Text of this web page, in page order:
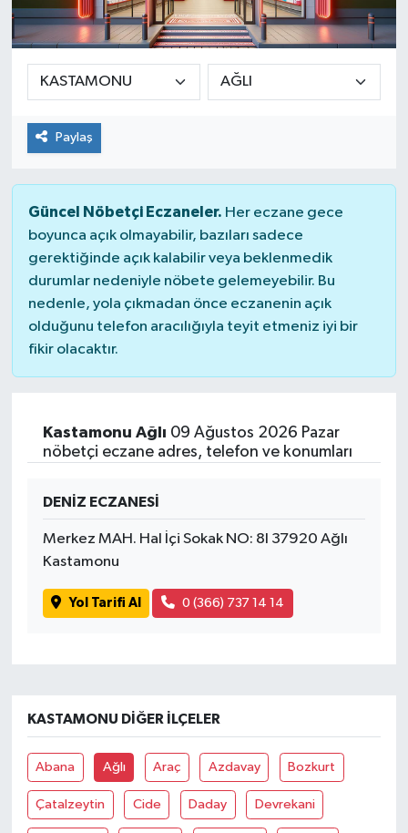
Paylaş
Güncel Nöbetçi Eczaneler. Her eczane gece
boyunca açık olmayabilir, bazıları sadece
gerektiğinde açık kalabilir veya beklenmedik
durumlar nedeniyle nöbete gelemeyebilir. Bu
nedenle, yola çıkmadan önce eczanenin açık
olduğunu telefon aracılığıyla teyit etmeniz iyi bir
fikir olacaktır.
Kastamonu Ağlı 09 Ağustos 2026 Pazar
nöbetçi eczane adres, telefon ve konumları
DENİZ ECZANESİ
Merkez MAH. Hal İçi Sokak NO: 8I 37920 Ağlı
Kastamonu
Yol Tarifi Al 0 (366) 737 14 14
KASTAMONU DIĞER İLÇELER
Abana Ağlı Araç Azdavay Bozkurt
Çatalzeytin Cide Daday Devrekani